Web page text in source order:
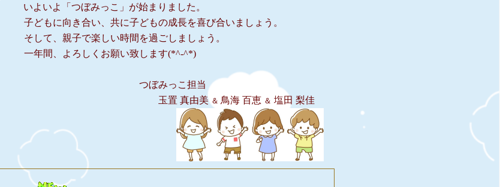
いよいよ「つぼみっこ」が始まりました。
子どもに向き合い、共に子どもの成長を喜び合いましょう。
そして、親子で楽しい時間を過ごしましょう。
一年間、よろしくお願い致します(*^-^*)
つぼみっこ担当
玉置 真由美 ＆ 鳥海 百恵 ＆ 塩田 梨佳